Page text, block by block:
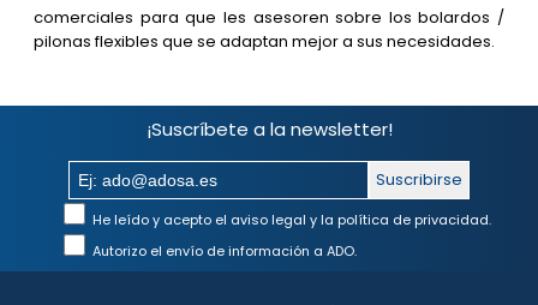
comerciales para que les asesoren sobre los bolardos /
pilonas flexibles que se adaptan mejor a sus necesidades.
¡Suscríbete a la newsletter!
Suscribirse
He leído y acepto el aviso legal y la política de privacidad.
Autorizo el envío de información a ADO.